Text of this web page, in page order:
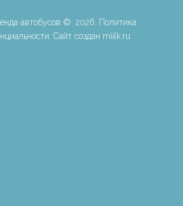
автобусов © 2026. Политика
Сайт создан miilk.ru